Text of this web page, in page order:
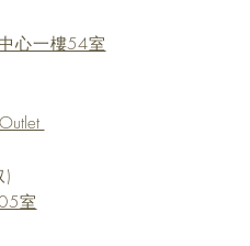
心一樓54室
)
室